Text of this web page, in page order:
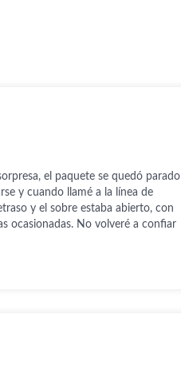
el paquete se quedó parado
y cuando llamé a la línea de
y el sobre estaba abierto, con
ocasionadas. No volveré a confiar